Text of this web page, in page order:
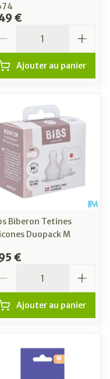
€
Ajouter au panier
Biberon Tetines
Duopack M
€
Ajouter au panier